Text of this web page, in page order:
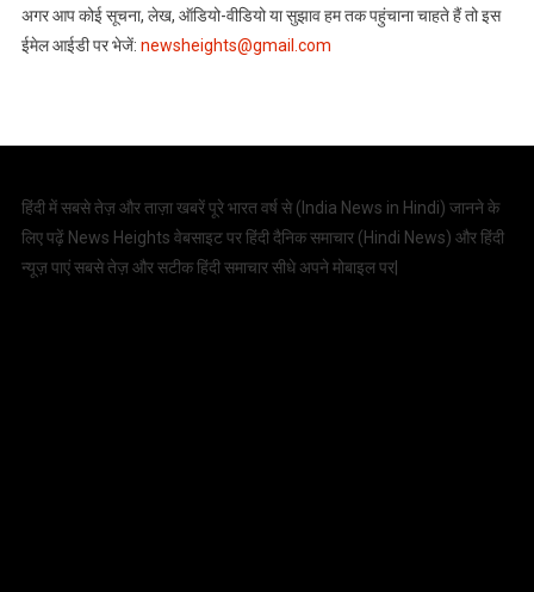
अगर आप कोई सूचना, लेख, ऑडियो-वीडियो या सुझाव हम तक पहुंचाना चाहते हैं तो इस
ईमेल आईडी पर भेजें: newsheights@gmail.com
हिंदी में सबसे तेज़ और ताज़ा खबरें पूरे भारत वर्ष से ( India News in Hindi) जानने के
लिए पढ़ें News Heights वेबसाइट पर हिंदी दैनिक समाचार (Hindi News) और हिंदी
न्यूज़ पाएं सबसे तेज़ और सटीक हिंदी समाचार सीधे अपने मोबाइल पर|